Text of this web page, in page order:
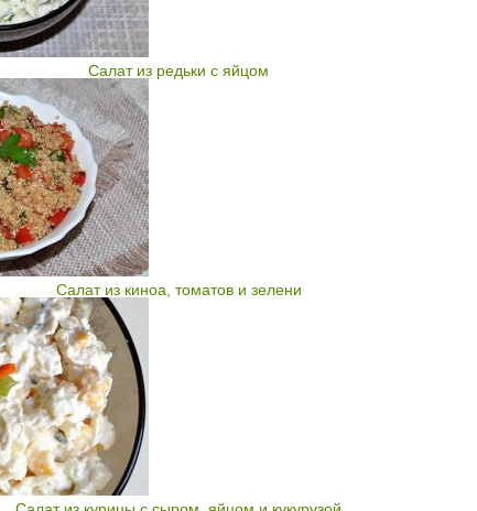
Салат из редьки с яйцом
Салат из киноа, томатов и зелени